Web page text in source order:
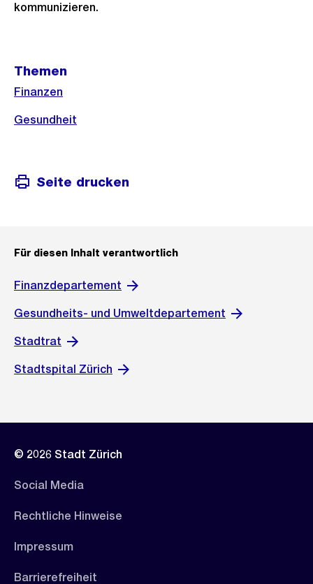
kommunizieren.
Informationen
Themen
Finanzen
Gesundheit
Seite drucken
Für diesen Inhalt verantwortlich
Finanzdepartement
Gesundheits- und Umweltdepartement
Stadtrat
Stadtspital Zürich
© 2026 Stadt Zürich
Social Media
Rechtliche Hinweise
Impressum
Barrierefreiheit